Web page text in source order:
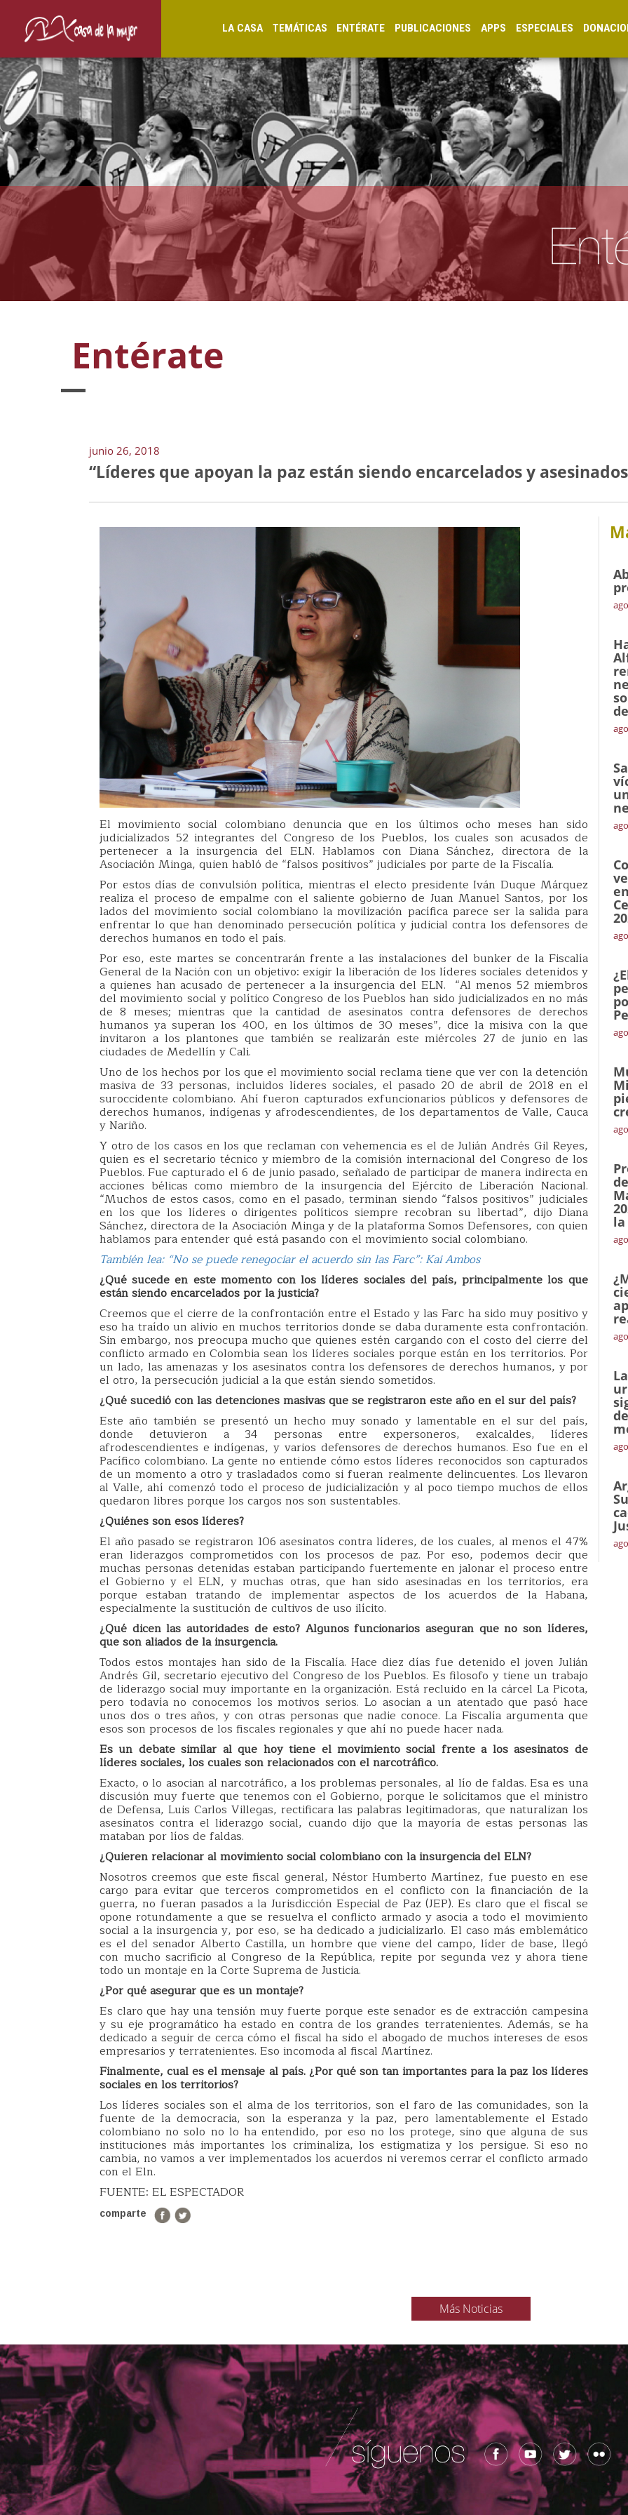
LA CASA TEMÁTICAS ENTÉRATE PUBLICACIONES APPS ESPECIALES
Entérate
junio 26, 2018
“Líderes que apoyan la paz están siendo encarcelados y
El movimiento social colombiano denuncia que en los últimos ocho meses han sido
judicializados 52 integrantes del Congreso de los Pueblos, los cuales son acusados de
pertenecer a la insurgencia del ELN. Hablamos con Diana Sánchez, directora de la
Asociación Minga, quien habló de “falsos positivos” judiciales por parte de la Fiscalía.
Por estos días de convulsión política, mientras el electo presidente Iván Duque Márquez
realiza el proceso de empalme con el saliente gobierno de Juan Manuel Santos, por los
lados del movimiento social colombiano la movilización pacífica parece ser la salida para
enfrentar lo que han denominado persecución política y judicial contra los defensores de
derechos humanos en todo el país.
Por eso, este martes se concentrarán frente a las instalaciones del bunker de la Fiscalía
General de la Nación con un objetivo: exigir la liberación de los líderes sociales detenidos y
a quienes han acusado de pertenecer a la insurgencia del ELN. “Al menos 52 miembros
del movimiento social y político Congreso de los Pueblos han sido judicializados en no más
de 8 meses; mientras que la cantidad de asesinatos contra defensores de derechos
humanos ya superan los 400, en los últimos de 30 meses”, dice la misiva con la que
invitaron a los plantones que también se realizarán este miércoles 27 de junio en las
ciudades de Medellín y Cali.
Uno de los hechos por los que el movimiento social reclama tiene que ver con la detención
masiva de 33 personas, incluidos líderes sociales, el pasado 20 de abril de 2018 en el
suroccidente colombiano. Ahí fueron capturados exfuncionarios públicos y defensores de
derechos humanos, indígenas y afrodescendientes, de los departamentos de Valle, Cauca
y Nariño.
Y otro de los casos en los que reclaman con vehemencia es el de Julián Andrés Gil Reyes,
quien es el secretario técnico y miembro de la comisión internacional del Congreso de los
Pueblos. Fue capturado el 6 de junio pasado, señalado de participar de manera indirecta en
acciones bélicas como miembro de la insurgencia del Ejército de Liberación Nacional.
“Muchos de estos casos, como en el pasado, terminan siendo “falsos positivos” judiciales
en los que los líderes o dirigentes políticos siempre recobran su libertad”, dijo Diana
Sánchez, directora de la Asociación Minga y de la plataforma Somos Defensores, con quien
hablamos para entender qué está pasando con el movimiento social colombiano.
También lea: “No se puede renegociar el acuerdo sin las Farc”: Kai Ambos
¿Qué sucede en este momento con los líderes sociales del país, principalmente los que
están siendo encarcelados por la justicia?
Creemos que el cierre de la confrontación entre el Estado y las Farc ha sido muy positivo y
eso ha traído un alivio en muchos territorios donde se daba duramente esta confrontación.
Sin embargo, nos preocupa mucho que quienes estén cargando con el costo del cierre del
conflicto armado en Colombia sean los líderes sociales porque están en los territorios. Por
un lado, las amenazas y los asesinatos contra los defensores de derechos humanos, y por
el otro, la persecución judicial a la que están siendo sometidos.
¿Qué sucedió con las detenciones masivas que se registraron este año en el sur del país?
Este año también se presentó un hecho muy sonado y lamentable en el sur del país,
donde detuvieron a 34 personas entre expersoneros, exalcaldes, líderes
afrodescendientes e indígenas, y varios defensores de derechos humanos. Eso fue en el
Pacífico colombiano. La gente no entiende cómo estos líderes reconocidos son capturados
de un momento a otro y trasladados como si fueran realmente delincuentes. Los llevaron
al Valle, ahí comenzó todo el proceso de judicialización y al poco tiempo muchos de ellos
quedaron libres porque los cargos nos son sustentables.
¿Quiénes son esos líderes?
El año pasado se registraron 106 asesinatos contra líderes, de los cuales, al menos el 47%
eran liderazgos comprometidos con los procesos de paz. Por eso, podemos decir que
muchas personas detenidas estaban participando fuertemente en jalonar el proceso entre
el Gobierno y el ELN, y muchas otras, que han sido asesinadas en los territorios, era
porque estaban tratando de implementar aspectos de los acuerdos de la Habana,
especialmente la sustitución de cultivos de uso ilícito.
¿Qué dicen las autoridades de esto? Algunos funcionarios aseguran que no son líderes,
que son aliados de la insurgencia.
Todos estos montajes han sido de la Fiscalía. Hace diez días fue detenido el joven Julián
Andrés Gil, secretario ejecutivo del Congreso de los Pueblos. Es filosofo y tiene un trabajo
de liderazgo social muy importante en la organización. Está recluido en la cárcel La Picota,
pero todavía no conocemos los motivos serios. Lo asocian a un atentado que pasó hace
unos dos o tres años, y con otras personas que nadie conoce. La Fiscalía argumenta que
esos son procesos de los fiscales regionales y que ahí no puede hacer nada.
Es un debate similar al que hoy tiene el movimiento social frente a los asesinatos de
líderes sociales, los cuales son relacionados con el narcotráfico.
Exacto, o lo asocian al narcotráfico, a los problemas personales, al lío de faldas. Esa es una
discusión muy fuerte que tenemos con el Gobierno, porque le solicitamos que el ministro
de Defensa, Luis Carlos Villegas, rectificara las palabras legitimadoras, que naturalizan los
asesinatos contra el liderazgo social, cuando dijo que la mayoría de estas personas las
mataban por líos de faldas.
¿Quieren relacionar al movimiento social colombiano con la insurgencia del ELN?
Nosotros creemos que este fiscal general, Néstor Humberto Martínez, fue puesto en ese
cargo para evitar que terceros comprometidos en el conflicto con la financiación de la
guerra, no fueran pasados a la Jurisdicción Especial de Paz (JEP). Es claro que el fiscal se
opone rotundamente a que se resuelva el conflicto armado y asocia a todo el movimiento
social a la insurgencia y, por eso, se ha dedicado a judicializarlo. El caso más emblemático
es el del senador Alberto Castilla, un hombre que viene del campo, líder de base, llegó
con mucho sacrificio al Congreso de la República, repite por segunda vez y ahora tiene
todo un montaje en la Corte Suprema de Justicia.
¿Por qué asegurar que es un montaje?
Es claro que hay una tensión muy fuerte porque este senador es de extracción campesina
y su eje programático ha estado en contra de los grandes terratenientes. Además, se ha
dedicado a seguir de cerca cómo el fiscal ha sido el abogado de muchos intereses de esos
empresarios y terratenientes. Eso incomoda al fiscal Martínez.
Finalmente, cual es el mensaje al país. ¿Por qué son tan importantes para la paz los líderes
sociales en los territorios?
Los líderes sociales son el alma de los territorios, son el faro de las comunidades, son la
fuente de la democracia, son la esperanza y la paz, pero lamentablemente el Estado
colombiano no solo no lo ha entendido, por eso no los protege, sino que alguna de sus
instituciones más importantes los criminaliza, los estigmatiza y los persigue. Si eso no
cambia, no vamos a ver implementados los acuerdos ni veremos cerrar el conflicto armado
con el Eln.
FUENTE: EL ESPECTADOR
comparte
la
Más Noticias